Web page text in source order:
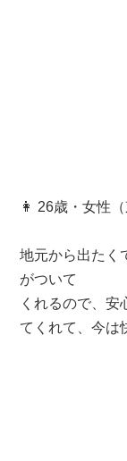
👩 26歳・女性（
地元から出たく
がついて
くれるので、安
てくれて、今は